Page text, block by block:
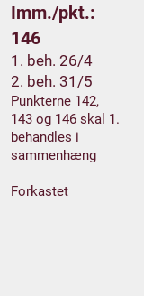
Imm./pkt.:
146
1. beh. 26/4
2. beh. 31/5
Punkterne 142,
143 og 146 skal 1.
behandles i
sammenhæng
Forkastet